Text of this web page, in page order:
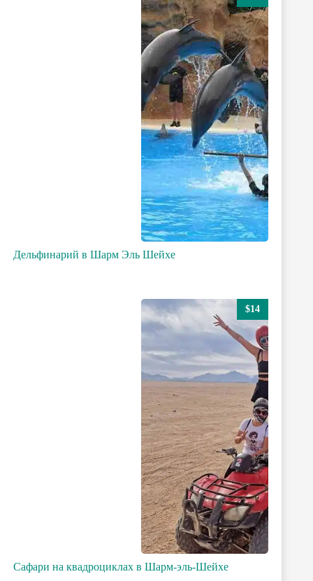
Дельфинарий в Шарм Эль Шейхе
Сафари на квадроциклах в Шарм-эль-Шейхе
$14